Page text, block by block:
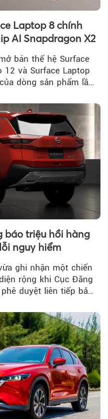
Laptop 8 chính
AI Snapdragon X2
bán thế hệ Surface
12 và Surface Laptop
dòng sản phẩm lần
báo triệu hồi hàng
nguy hiểm
ghi nhận một chiến
rộng khi Cục Đăng
duyệt liên tiếp bảy